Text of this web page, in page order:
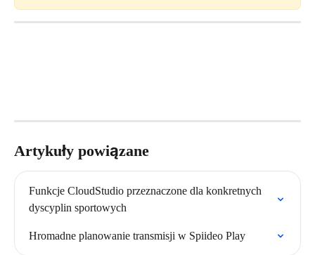
Artykuły powiązane
Funkcje CloudStudio przeznaczone dla konkretnych
dyscyplin sportowych
Hromadne planowanie transmisji w Spiideo Play